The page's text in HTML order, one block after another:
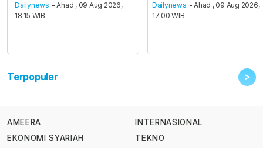
Dailynews - Ahad , 09 Aug 2026,
18:15 WIB
Dailynews - Ahad , 09 Aug 2026,
17:00 WIB
Terpopuler >
AMEERA
EKONOMI SYARIAH
INTERNASIONAL
TEKNO